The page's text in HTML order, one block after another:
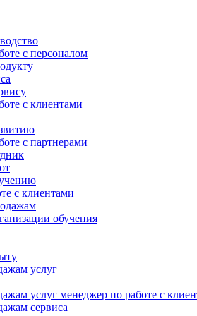
с персоналом
с клиентами
с партнерами
с клиентами
обучения
услуг
услуг менеджер по работе с
сервиса